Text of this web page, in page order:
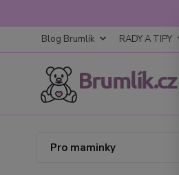
Blog Brumlík RADY A TIPY
Pro maminky